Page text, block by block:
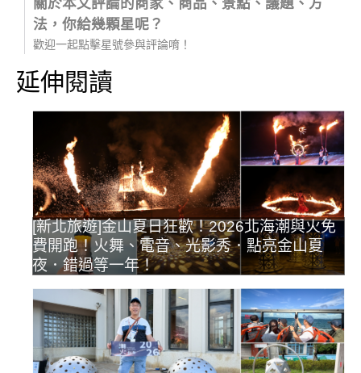
法，你給幾顆星呢？
歡迎一起點擊星號參與評論唷！
延伸閱讀
[新北旅遊]金山夏日狂歡！2026北海潮與火免
費開跑！火舞、電音、光影秀．點亮金山夏
夜．錯過等一年！